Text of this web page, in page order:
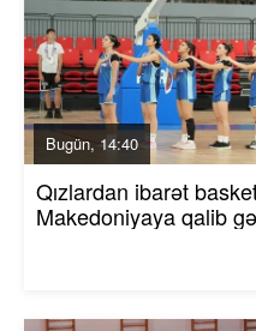
Bugün, 14:40
Qızlardan ibarət
Makedoniyaya qalib